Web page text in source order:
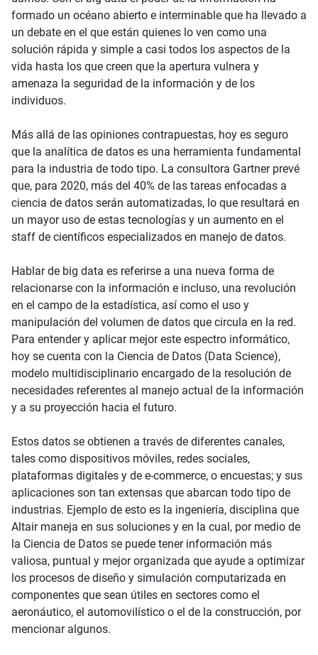
formado un océano abierto e interminable que ha llevado a
un debate en el que están quienes lo ven como una
solución rápida y simple a casi todos los aspectos de la
vida hasta los que creen que la apertura vulnera y
amenaza la seguridad de la información y de los
individuos.
Más allá de las opiniones contrapuestas, hoy es seguro
que la analítica de datos es una herramienta fundamental
para la industria de todo tipo. La consultora Gartner prevé
que, para 2020, más del 40% de las tareas enfocadas a
ciencia de datos serán automatizadas, lo que resultará en
un mayor uso de estas tecnologías y un aumento en el
staff de científicos especializados en manejo de datos.
Hablar de big data es referirse a una nueva forma de
relacionarse con la información e incluso, una revolución
en el campo de la estadística, así como el uso y
manipulación del volumen de datos que circula en la red.
Para entender y aplicar mejor este espectro informático,
hoy se cuenta con la Ciencia de Datos (Data Science),
modelo multidisciplinario encargado de la resolución de
necesidades referentes al manejo actual de la información
y a su proyección hacia el futuro.
Estos datos se obtienen a través de diferentes canales,
tales como dispositivos móviles, redes sociales,
plataformas digitales y de e-commerce, o encuestas; y sus
aplicaciones son tan extensas que abarcan todo tipo de
industrias. Ejemplo de esto es la ingeniería, disciplina que
Altair maneja en sus soluciones y en la cual, por medio de
la Ciencia de Datos se puede tener información más
valiosa, puntual y mejor organizada que ayude a optimizar
los procesos de diseño y simulación computarizada en
componentes que sean útiles en sectores como el
aeronáutico, el automovilístico o el de la construcción, por
mencionar algunos.